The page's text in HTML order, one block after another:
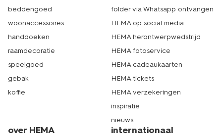
beddengoed
woonaccessoires
handdoeken
raamdecoratie
speelgoed
gebak
koffie
folder via Whatsapp ontvangen
HEMA op social media
HEMA herontwerpwedstrijd
HEMA fotoservice
HEMA cadeaukaarten
HEMA tickets
HEMA verzekeringen
inspiratie
nieuws
over HEMA internationaal